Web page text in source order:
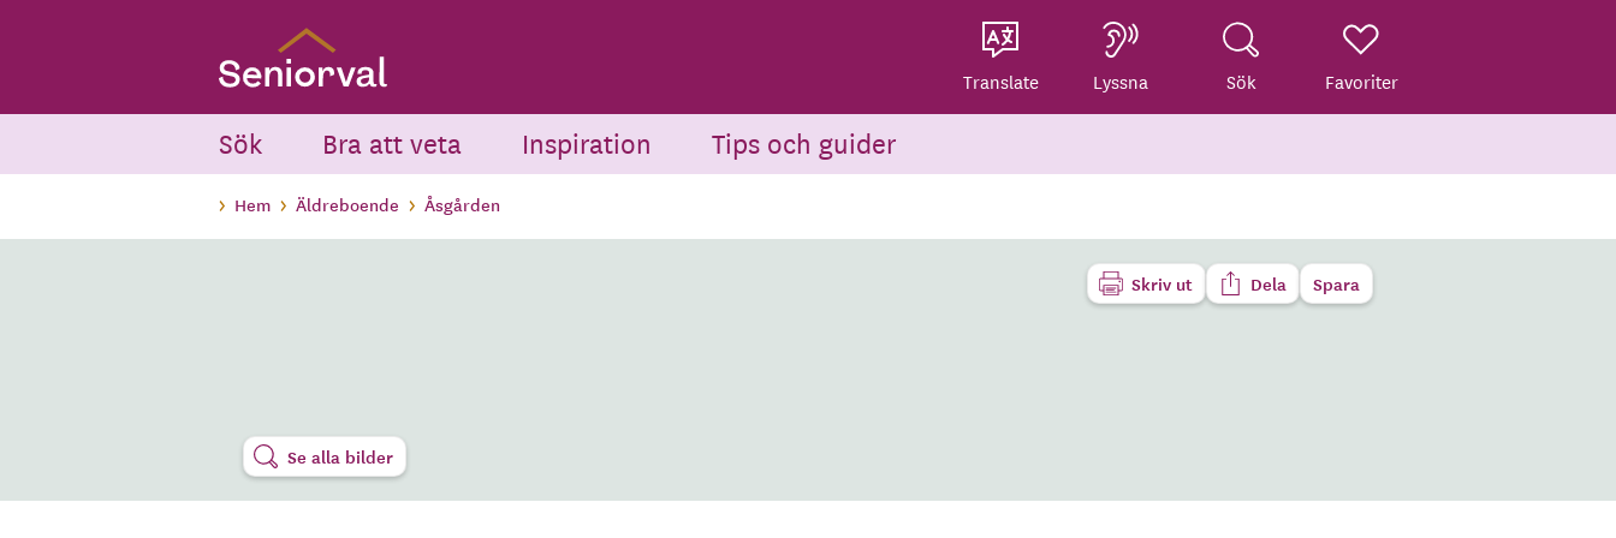
Translate Lyssna Sök Favoriter
Sök Bra att veta Inspiration Tips och guider
Hem Äldreboende Åsgården
Skriv ut Dela Spara
Se alla bilder